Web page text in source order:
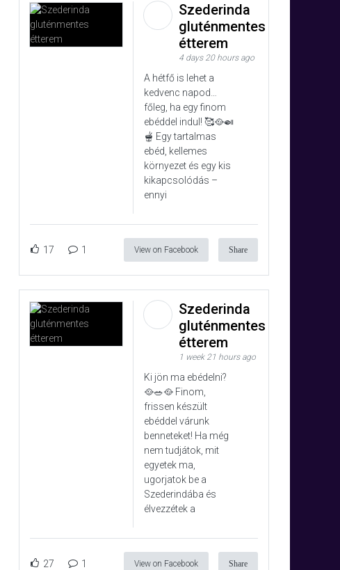
Szederinda
gluténmentes
étterem
4 days 20 hours ago
A hétfő is lehet a
kedvenc napod…
főleg, ha egy finom
ebéddel indul! 🥰🥘🍛
🫕 Egy tartalmas
ebéd, kellemes
környezet és egy kis
kikapcsolódás –
ennyi
17 1 View on Facebook Share
Szederinda
gluténmentes
étterem
1 week 21 hours ago
Ki jön ma ebédelni?
🥘🥗🥘 Finom,
frissen készült
ebéddel várunk
benneteket! Ha még
nem tudjátok, mit
egyetek ma,
ugorjatok be a
Szederindába és
élvezzétek a
27 1 View on Facebook Share